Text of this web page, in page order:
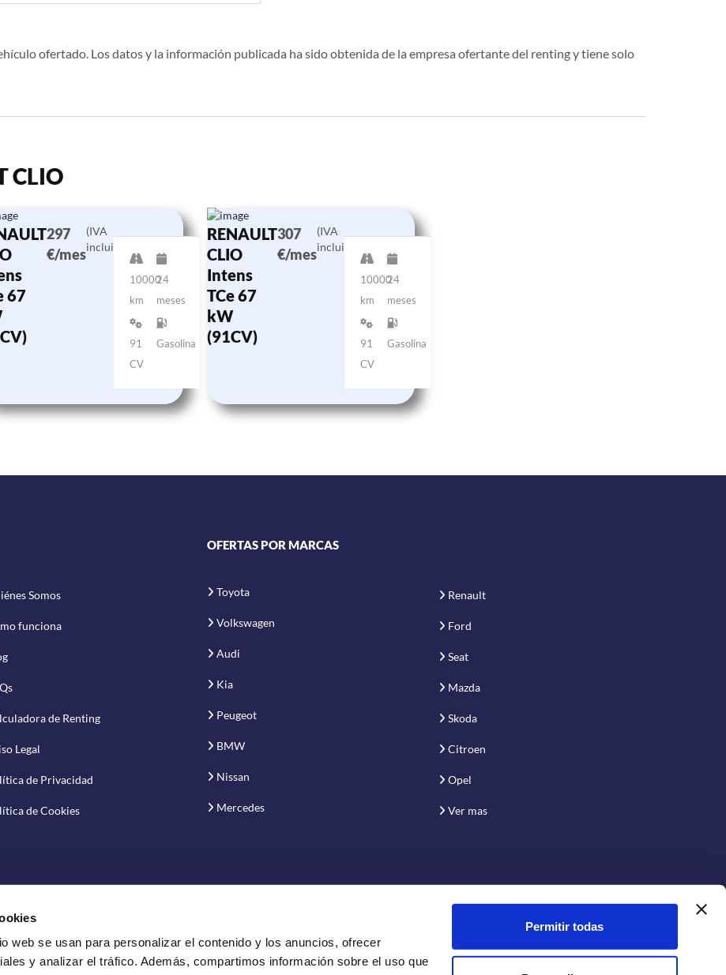
web se usan para personalizar el contenido y los anuncios, ofrecer
y analizar el tráfico. Además, compartimos información sobre el uso que
Permitir todas
ofertado. Los datos y la información publicada ha sido obtenida de la empresa ofertante del renting y tiene solo
CLIO
67
297
€/mes
(IVA
incluido)
10000
km
24
meses
91
CV
Gasolina
RENAULT
CLIO
Intens
TCe 67
kW
(91CV)
307
€/mes
(IVA
incluido)
10000
km
24
meses
91
CV
Gasolina
Somos
funciona
de Renting
Legal
de Privacidad
de Cookies
OFERTAS POR MARCAS
Toyota
Volkswagen
Audi
Kia
Peugeot
BMW
Nissan
Mercedes
Renault
Ford
Seat
Mazda
Skoda
Citroen
Opel
Ver mas
S.A.